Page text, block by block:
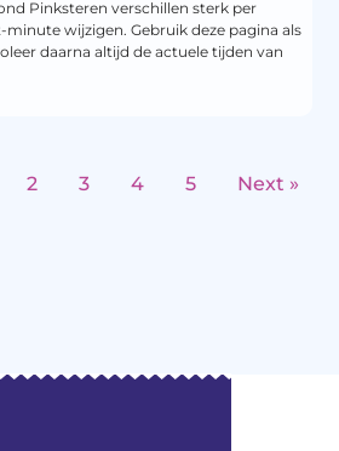
Pinksteren verschillen sterk per
wijzigen. Gebruik deze pagina als
daarna altijd de actuele tijden van
2 3 4 5 Next »